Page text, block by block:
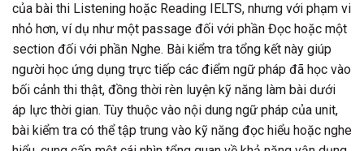
của bài thi Listening hoặc Reading IELTS, nhưng với phạm vi
nhỏ hơn, ví dụ như một passage đối với phần Đọc hoặc một
section đối với phần Nghe. Bài kiểm tra tổng kết này giúp
người học ứng dụng trực tiếp các điểm ngữ pháp đã học vào
bối cảnh thi thật, đồng thời rèn luyện kỹ năng làm bài dưới
áp lực thời gian. Tùy thuộc vào nội dung ngữ pháp của unit,
bài kiểm tra có thể tập trung vào kỹ năng đọc hiểu hoặc nghe